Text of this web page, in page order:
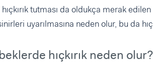
tutması da oldukça merak
uyarılmasına neden olur, bu da
hıçkırık neden olur?